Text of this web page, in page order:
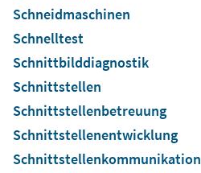
Schneidmaschinen
Schnelltest
Schnittbilddiagnostik
Schnittstellen
Schnittstellenbetreuung
Schnittstellenentwicklung
Schnittstellenkommunikation